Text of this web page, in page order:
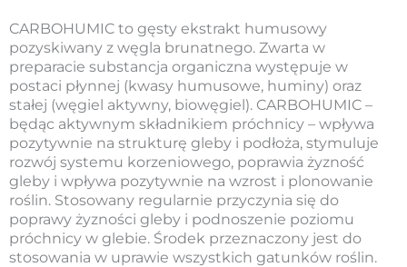
CARBOHUMIC to gęsty ekstrakt humusowy
pozyskiwany z węgla brunatnego. Zwarta w
preparacie substancja organiczna występuje w
postaci płynnej (kwasy humusowe, huminy) oraz
stałej (węgiel aktywny, biowęgiel). CARBOHUMIC –
będąc aktywnym składnikiem próchnicy – wpływa
pozytywnie na strukturę gleby i podłoża, stymuluje
rozwój systemu korzeniowego, poprawia żyzność
gleby i wpływa pozytywnie na wzrost i plonowanie
roślin. Stosowany regularnie przyczynia się do
poprawy żyzności gleby i podnoszenie poziomu
próchnicy w glebie. Środek przeznaczony jest do
stosowania w uprawie wszystkich gatunków roślin.